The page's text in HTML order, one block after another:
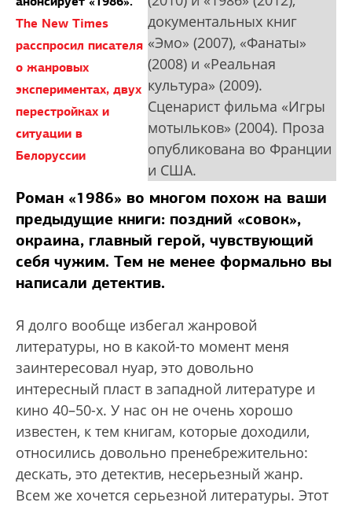
документальных книг
«Эмо» (2007), «Фанаты»
(2008) и «Реальная
культура» (2009).
Сценарист фильма «Игры
мотыльков» (2004). Проза
опубликована во Франции
и США.
The New Times
расспросил писателя
о жанровых
экспериментах, двух
перестройках и
ситуации в
Белоруссии
Роман «1986» во многом похож на ваши
предыдущие книги: поздний «совок»,
окраина, главный герой, чувствующий
себя чужим. Тем не менее формально вы
написали детектив.
Я долго вообще избегал жанровой
литературы, но в какой-то момент меня
заинтересовал нуар, это довольно
интересный пласт в западной литературе и
кино 40–50-х. У нас он не очень хорошо
известен, к тем книгам, которые доходили,
относились довольно пренебрежительно:
дескать, это детектив, несерьезный жанр.
Всем же хочется серьезной литературы. Этот